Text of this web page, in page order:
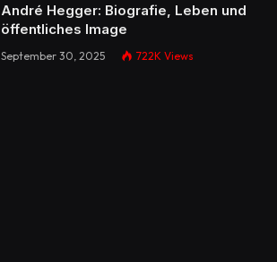
André Hegger: Biografie, Leben und
öffentliches Image
September 30, 2025 722K Views